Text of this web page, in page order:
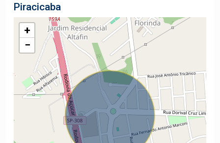
Piracicaba
+
−